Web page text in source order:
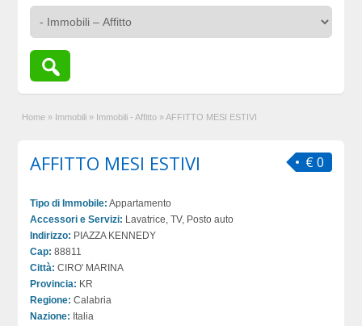
Home » Immobili » Immobili - Affitto » AFFITTO MESI ESTIVI
€ 0
AFFITTO MESI ESTIVI
Tipo di Immobile: Appartamento
Accessori e Servizi: Lavatrice, TV, Posto auto
Indirizzo: PIAZZA KENNEDY
Cap: 88811
Città: CIRO' MARINA
Provincia: KR
Regione: Calabria
Nazione: Italia